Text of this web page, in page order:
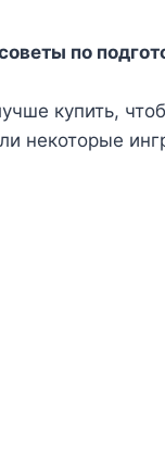
по
купить,
некоторые